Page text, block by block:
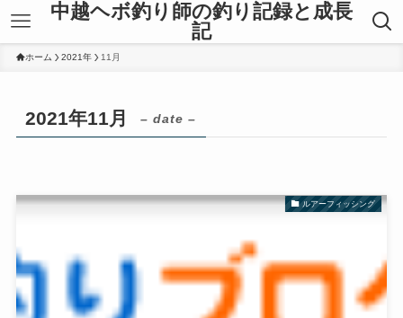
中越ヘボ釣り師の釣り記録と成長
記
ホーム 2021年 11月
2021年11月 – date –
ルアーフィッシング